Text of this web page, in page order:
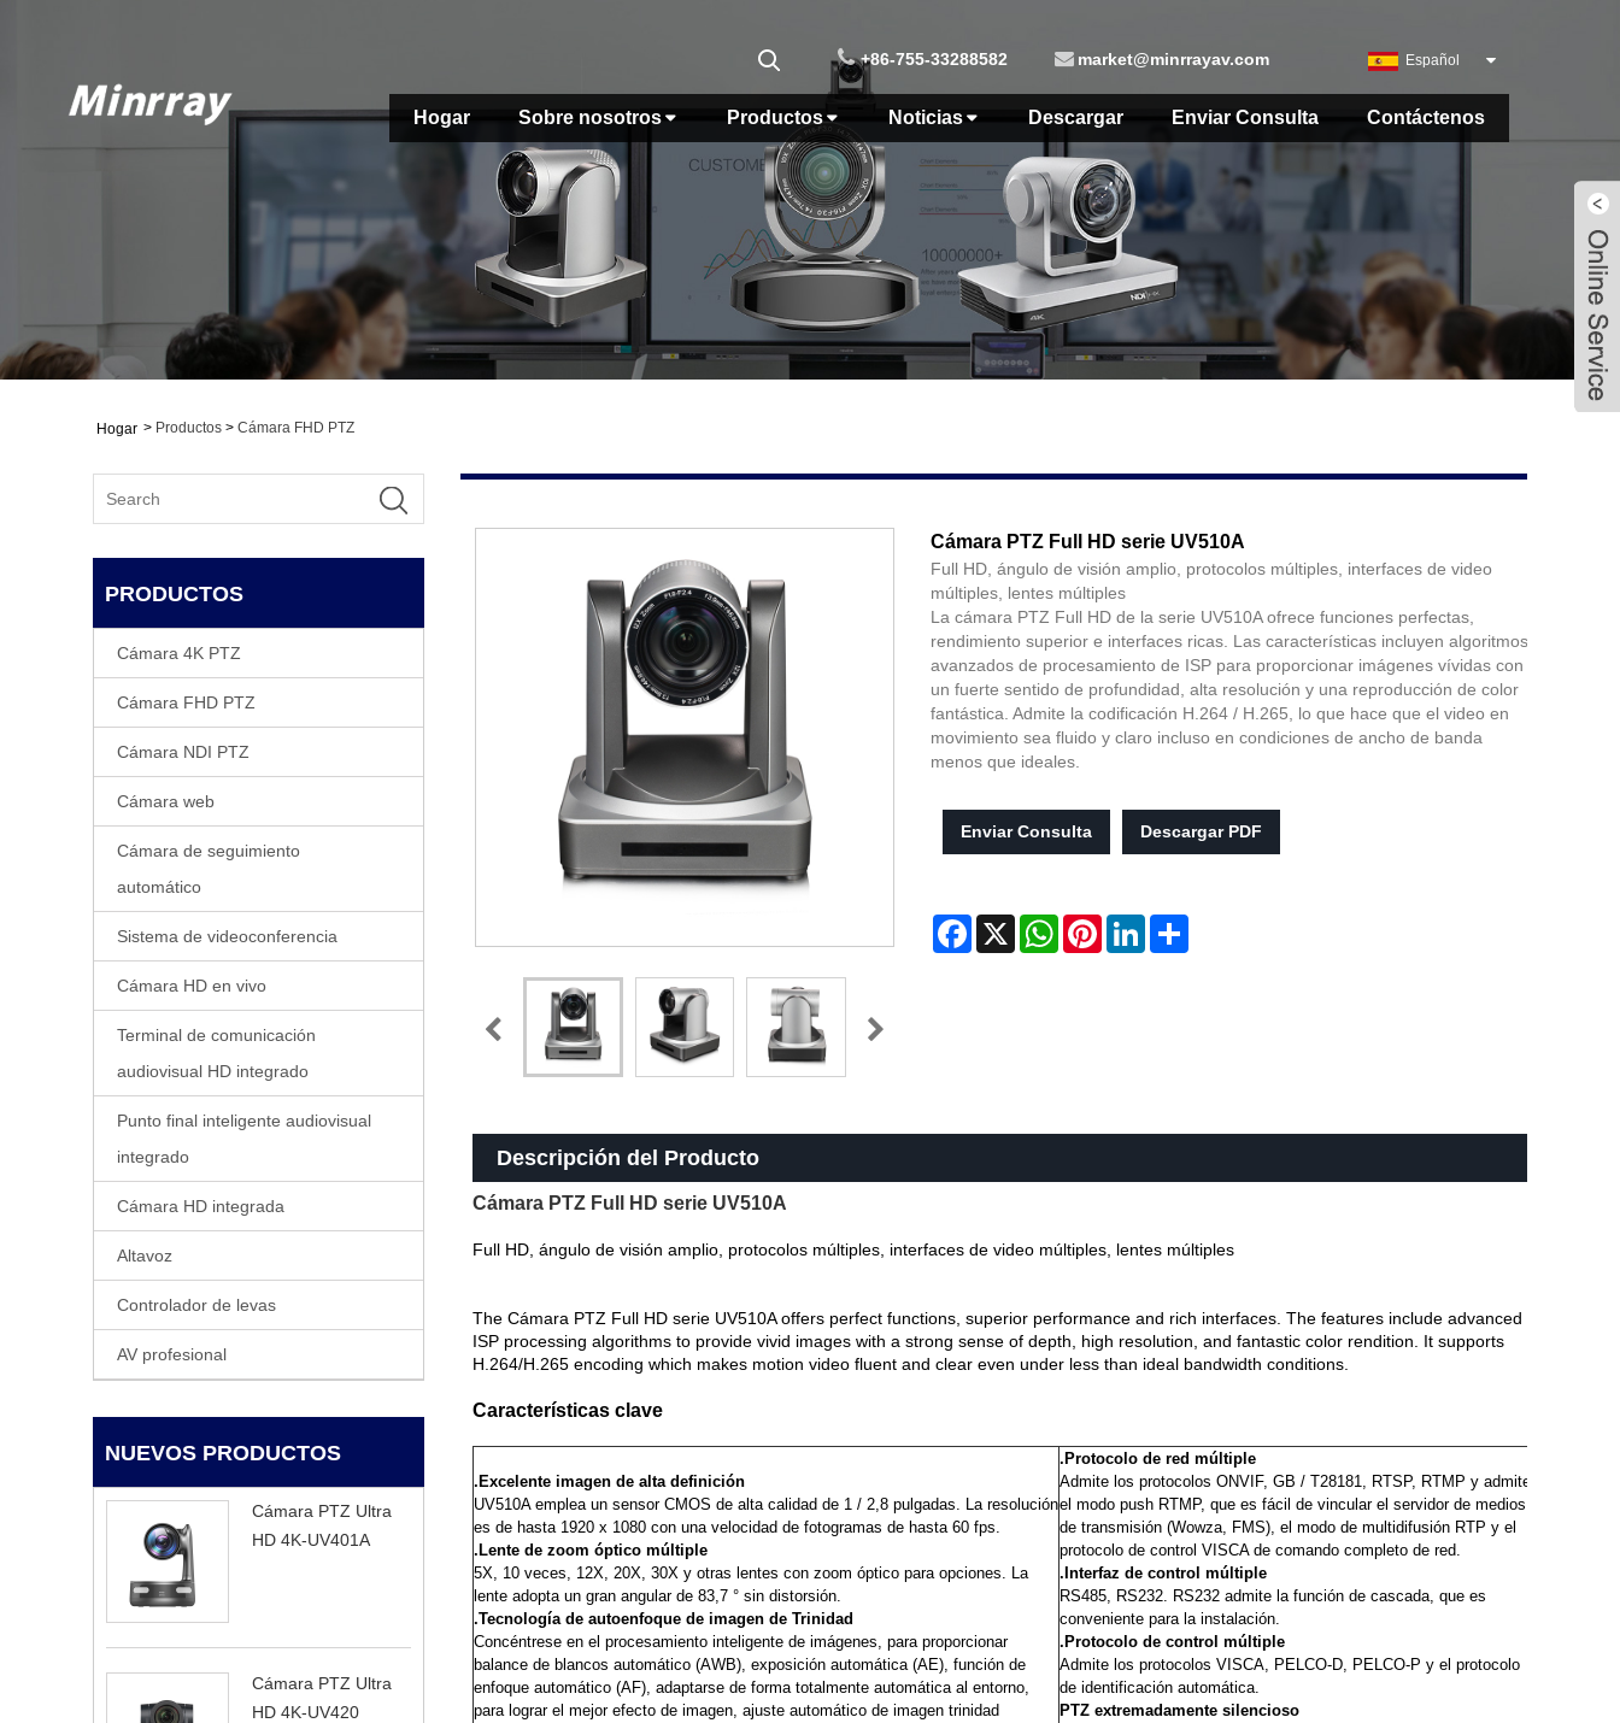
Español
+86-755-33288582 market@minrrayav.com
Hogar Sobre nosotros Productos Noticias Descargar Enviar Consulta Contáctenos
Hogar > Productos > Cámara FHD PTZ
PRODUCTOS
Cámara 4K PTZ
Cámara FHD PTZ
Cámara NDI PTZ
Cámara web
Cámara de seguimiento
automático
Sistema de videoconferencia
Cámara HD en vivo
Terminal de comunicación
audiovisual HD integrado
Punto final inteligente audiovisual
integrado
Cámara HD integrada
Altavoz
Controlador de levas
AV profesional
NUEVOS PRODUCTOS
Cámara PTZ Ultra
HD 4K-UV401A
Cámara PTZ Ultra
HD 4K-UV420
Cámara PTZ Full HD serie UV510A
Full HD, ángulo de visión amplio, protocolos múltiples, interfaces de video
múltiples, lentes múltiples
La cámara PTZ Full HD de la serie UV510A ofrece funciones perfectas,
rendimiento superior e interfaces ricas. Las características incluyen algoritmos
avanzados de procesamiento de ISP para proporcionar imágenes vívidas con
un fuerte sentido de profundidad, alta resolución y una reproducción de color
fantástica. Admite la codificación H.264 / H.265, lo que hace que el video en
movimiento sea fluido y claro incluso en condiciones de ancho de banda
menos que ideales.
Enviar Consulta Descargar PDF
Facebook
X WhatsAppPinterestLinkedIn
Descripción del Producto
Cámara PTZ Full HD serie UV510A
Full HD, ángulo de visión amplio, protocolos múltiples, interfaces de video múltiples, lentes múltiples
The Cámara PTZ Full HD serie UV510A offers perfect functions, superior performance and rich interfaces. The features include advanced
ISP processing algorithms to provide vivid images with a strong sense of depth, high resolution, and fantastic color rendition. It supports
H.264/H.265 encoding which makes motion video fluent and clear even under less than ideal bandwidth conditions.
Características clave
.Excelente imagen de alta definición
UV510A emplea un sensor CMOS de alta calidad de 1 / 2,8 pulgadas. La resolución
es de hasta 1920 x 1080 con una velocidad de fotogramas de hasta 60 fps.
.Lente de zoom óptico múltiple
5X, 10 veces, 12X, 20X, 30X y otras lentes con zoom óptico para opciones. La
lente adopta un gran angular de 83,7 ° sin distorsión.
.Tecnología de autoenfoque de imagen de Trinidad
Concéntrese en el procesamiento inteligente de imágenes, para proporcionar
balance de blancos automático (AWB), exposición automática (AE), función de
enfoque automático (AF), adaptarse de forma totalmente automática al entorno,
para lograr el mejor efecto de imagen, ajuste automático de imagen trinidad
.Protocolo de red múltiple
Admite los protocolos ONVIF, GB / T28181, RTSP, RTMP y admite
el modo push RTMP, que es fácil de vincular el servidor de medios
de transmisión (Wowza, FMS), el modo de multidifusión RTP y el
protocolo de control VISCA de comando completo de red.
.Interfaz de control múltiple
RS485, RS232. RS232 admite la función de cascada, que es
conveniente para la instalación.
.Protocolo de control múltiple
Admite los protocolos VISCA, PELCO-D, PELCO-P y el protocolo
de identificación automática.
PTZ extremadamente silencioso